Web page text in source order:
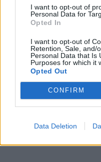
I want to opt-out of
Personal Data for
Opted In
I want to opt-out of
Retention, Sale, and/
Personal Data that Is
Purposes for which it
Opted Out
CONFIRM
Data Deletion